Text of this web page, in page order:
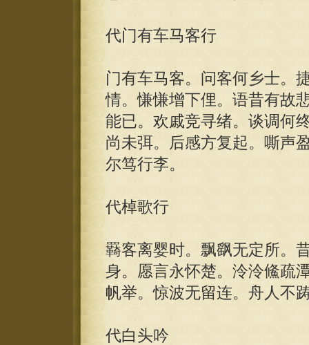
代门有车马客行
门有车马客。问客何乡士。
情。慊慊增下俚。语昔有故
能已。欢戚竞寻绪。谈调何
尚未弭。后感方复起。嘶声
尔笃行李。
代棹歌行
羇客离婴时。飘飖无定所。
身。愿言永怀楚。泠泠鯈疏
帆举。惊波无留连。舟人不
代白头吟